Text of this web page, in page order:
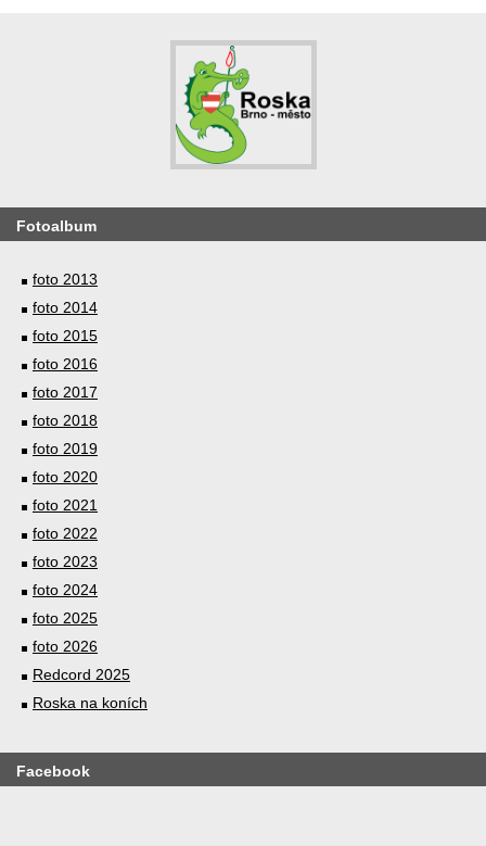
Fotoalbum
foto 2013
foto 2014
foto 2015
foto 2016
foto 2017
foto 2018
foto 2019
foto 2020
foto 2021
foto 2022
foto 2023
foto 2024
foto 2025
foto 2026
Redcord 2025
Roska na koních
Facebook